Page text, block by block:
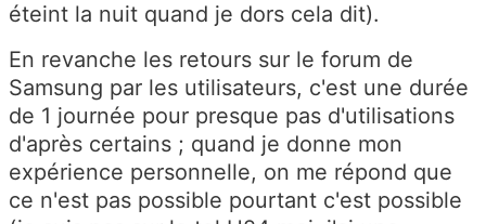
éteint la nuit quand je dors cela dit).
En revanche les retours sur le forum de
Samsung par les utilisateurs, c'est une durée
de 1 journée pour presque pas d'utilisations
d'après certains ; quand je donne mon
expérience personnelle, on me répond que
ce n'est pas possible pourtant c'est possible